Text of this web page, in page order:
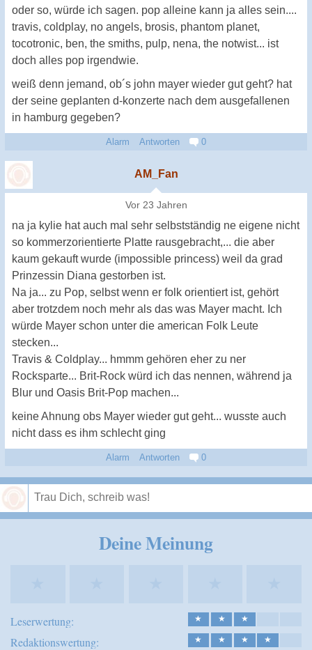
oder so, würde ich sagen. pop alleine kann ja alles sein....
travis, coldplay, no angels, brosis, phantom planet,
tocotronic, ben, the smiths, pulp, nena, the notwist... ist
doch alles pop irgendwie.
weiß denn jemand, ob´s john mayer wieder gut geht? hat
der seine geplanten d-konzerte nach dem ausgefallenen
in hamburg gegeben?
Alarm Antworten 0
AM_Fan
Vor 23 Jahren
na ja kylie hat auch mal sehr selbstständig ne eigene nicht
so kommerzorientierte Platte rausgebracht,... die aber
kaum gekauft wurde (impossible princess) weil da grad
Prinzessin Diana gestorben ist.
Na ja... zu Pop, selbst wenn er folk orientiert ist, gehört
aber trotzdem noch mehr als das was Mayer macht. Ich
würde Mayer schon unter die american Folk Leute
stecken...
Travis & Coldplay... hmmm gehören eher zu ner
Rocksparte... Brit-Rock würd ich das nennen, während ja
Blur und Oasis Brit-Pop machen...
keine Ahnung obs Mayer wieder gut geht... wusste auch
nicht dass es ihm schlecht ging
Alarm Antworten 0
Deine Meinung
Leserwertung: ★ ★ ★
Redaktionswertung: ★ ★ ★ ★